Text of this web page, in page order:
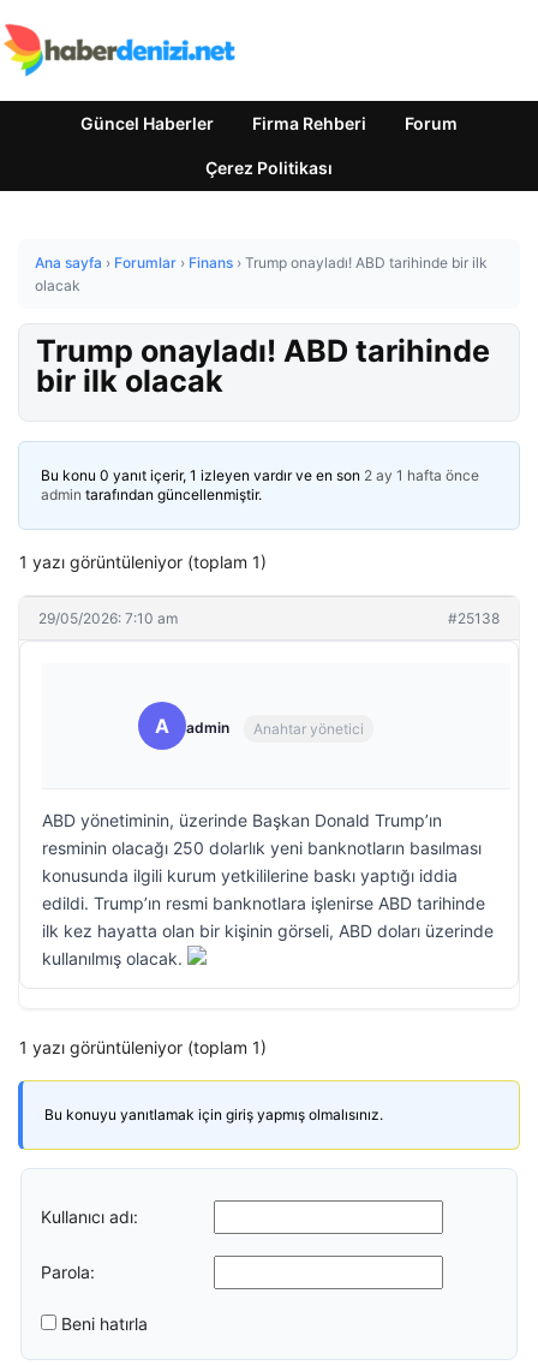
Güncel Haberler Firma Rehberi Forum
Çerez Politikası
Ana sayfa › Forumlar › Finans › Trump onayladı! ABD tarihinde bir ilk
olacak
Trump onayladı! ABD tarihinde
bir ilk olacak
Bu konu 0 yanıt içerir, 1 izleyen vardır ve en son 2 ay 1 hafta önce
admin tarafından güncellenmiştir.
1 yazı görüntüleniyor (toplam 1)
29/05/2026: 7:10 am #25138
A admin Anahtar yönetici
ABD yönetiminin, üzerinde Başkan Donald Trump’ın
resminin olacağı 250 dolarlık yeni banknotların basılması
konusunda ilgili kurum yetkililerine baskı yaptığı iddia
edildi. Trump’ın resmi banknotlara işlenirse ABD tarihinde
ilk kez hayatta olan bir kişinin görseli, ABD doları üzerinde
kullanılmış olacak.
1 yazı görüntüleniyor (toplam 1)
Bu konuyu yanıtlamak için giriş yapmış olmalısınız.
Kullanıcı adı:
Parola:
Beni hatırla